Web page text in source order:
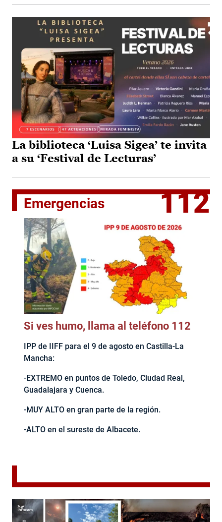
La biblioteca ‘Luisa Sigea’ te invita
a su ‘Festival de Lecturas’
Emergencias 112
Si ves humo, llama al teléfono 112
IPP de IIFF para el 9 de agosto en Castilla-La
Mancha:
-EXTREMO en puntos de Toledo, Ciudad Real,
Guadalajara y Cuenca.
-MUY ALTO en gran parte de la región.
-ALTO en el sureste de Albacete.